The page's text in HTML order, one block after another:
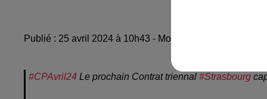
Publié : 25 avril 2024 à 10h43 - Modifié : 26 avril 2024 à
#CPAvril24 Le prochain Contrat triennal #Strasbourg